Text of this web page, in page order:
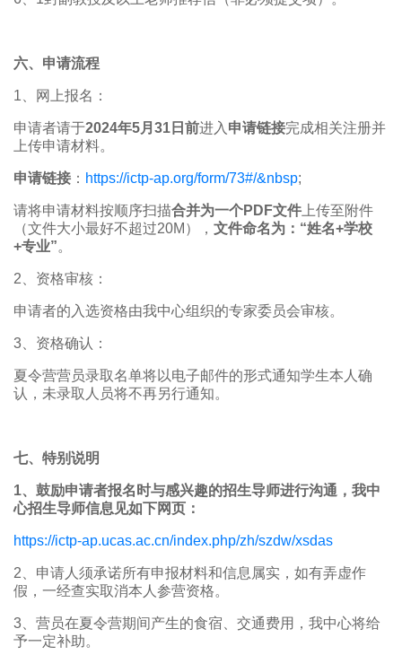
六、申请流程
1、网上报名：
申请者请于2024年5月31日前进入 申请链接完成相关注册并
上传申请材料。
申请链接 ： https://ictp-ap.org/form/73#/&nbsp;
请将申请材料按顺序扫描合并为一个PDF文件 上传至附件
（文件大小最好不超过20M）， 文件命名为：“姓名+学校
+专业”。
2、资格审核：
申请者的入选资格由我中心组织的专家委员会审核。
3、资格确认：
夏令营营员录取名单将以电子邮件的形式通知学生本人确
认，未录取人员将不再另行通知。
七、特别说明
1、鼓励申请者报名时与感兴趣的招生导师进行沟通，我中
心招生导师信息见如下网页：
https://ictp-ap.ucas.ac.cn/index.php/zh/szdw/xsdas
2、申请人须承诺所有申报材料和信息属实，如有弄虚作
假，一经查实取消本人参营资格。
3、营员在夏令营期间产生的食宿、交通费用，我中心将给
予一定补助。